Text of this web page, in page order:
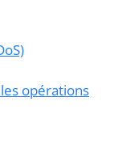
opérations